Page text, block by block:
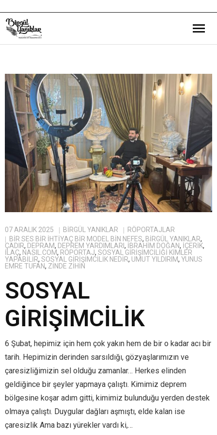
Eğitim Yazılarım
Gezi ve Kültür Yazılarım
Röportajlarım
Destek Olduğum Projeler
Yürüttüğüm Projeler
07 ARALIK 2025 BIRGÜL YANIKLAR
RÖPORTAJLAR
BIR SES BIR IHTIYAÇ BIR MODEL BIN NEFES, BİRGÜL YANIKLAR,
ÇADIR, DEPRAM, DEPREM YARDIMLARI , IBRAHIM DOĞAN, IÇERIK,
ILAÇ, NASIL.COM, RÖPORTAJ, SOSYAL GIRIŞIMCILIĞI KIMLER
YAPABILIR, SOSYAL GIRIŞIMCILIK NEDIR, UMUT YILDIRIM, YUNUS
EMRE TUFAN, ZINDE ZIHIN
SOSYAL
GİRİŞİMCİLİK
6 Şubat, hepimiz için hem çok yakın hem de bir o kadar acı bir
tarih. Hepimizin derinden sarsıldığı, gözyaşlarımızın ve
çaresizliğimizin sel olduğu zamanlar… Herkes elinden
geldiğince bir şeyler yapmaya çalıştı. Kimimiz deprem
bölgesine koşar adım gitti, kimimiz bulunduğu yerden destek
olmaya çalıştı. Duygular dağları aşmıştı, elde kalan ise
çaresizlik Ama bazı yürekler vardı ki,…